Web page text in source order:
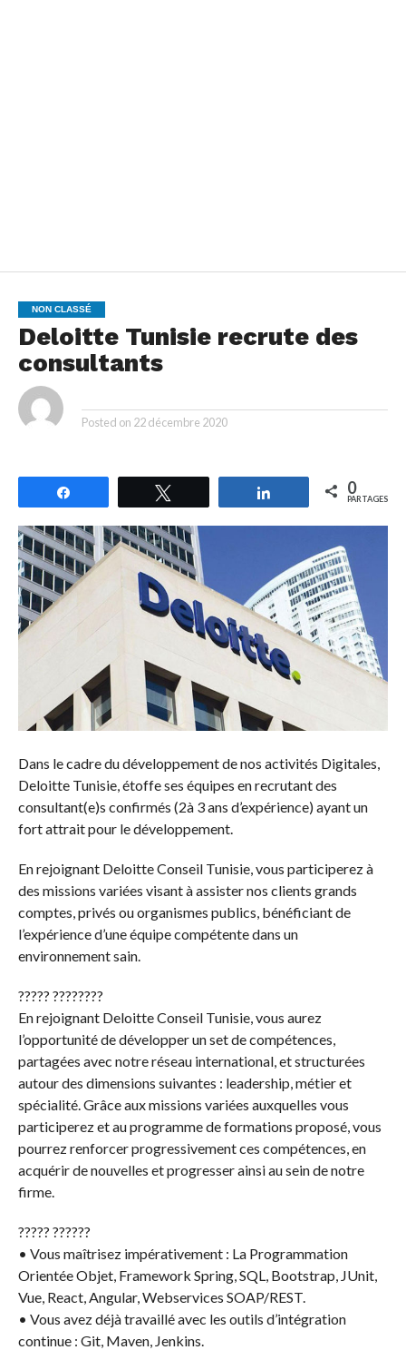
NON CLASSÉ
Deloitte Tunisie recrute des
consultants
Posted on 22 décembre 2020
Partagez 0
PARTAGES
Dans le cadre du développement de nos activités Digitales,
Deloitte Tunisie, étoffe ses équipes en recrutant des
consultant(e)s confirmés (2à 3 ans d’expérience) ayant un
fort attrait pour le développement.
En rejoignant Deloitte Conseil Tunisie, vous participerez à
des missions variées visant à assister nos clients grands
comptes, privés ou organismes publics, bénéficiant de
l’expérience d’une équipe compétente dans un
environnement sain.
????? ????????
En rejoignant Deloitte Conseil Tunisie, vous aurez
l’opportunité de développer un set de compétences,
partagées avec notre réseau international, et structurées
autour des dimensions suivantes : leadership, métier et
spécialité. Grâce aux missions variées auxquelles vous
participerez et au programme de formations proposé, vous
pourrez renforcer progressivement ces compétences, en
acquérir de nouvelles et progresser ainsi au sein de notre
firme.
????? ??????
• Vous maîtrisez impérativement : La Programmation
Orientée Objet, Framework Spring, SQL, Bootstrap, JUnit,
Vue, React, Angular, Webservices SOAP/REST.
• Vous avez déjà travaillé avec les outils d’intégration
continue : Git, Maven, Jenkins.